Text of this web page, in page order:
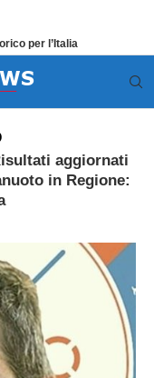
per l’Italia
aggiornati
in Regione: